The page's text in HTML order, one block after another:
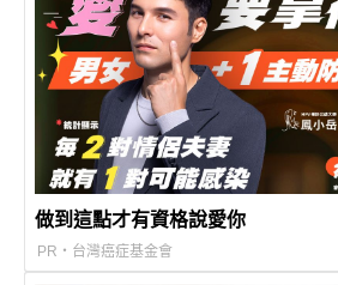
做到這點才有資格說愛你
PR・台灣癌症基金會